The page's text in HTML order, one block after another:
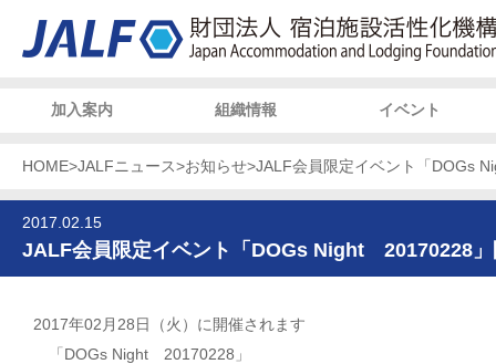
加入案内 組織情報 イベント
HOME>JALFニュース>お知らせ>JALF会員限定イベント「DOGs
2017.02.15
JALF会員限定イベント「DOGs Night 20170228」
2017年02月28日（火）に開催されます
「DOGs Night 20170228」